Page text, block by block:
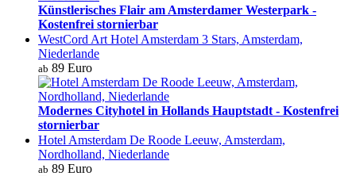
Künstlerisches Flair am Amsterdamer Westerpark -
Kostenfrei stornierbar
WestCord Art Hotel Amsterdam 3 Stars, Amsterdam,
Niederlande
ab 89 Euro
Modernes Cityhotel in Hollands Hauptstadt - Kostenfrei
stornierbar
Hotel Amsterdam De Roode Leeuw, Amsterdam,
Nordholland, Niederlande
ab 89 Euro